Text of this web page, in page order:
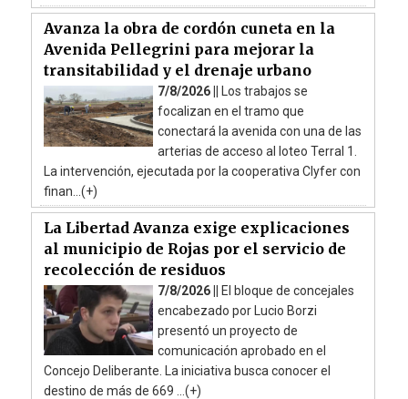
Avanza la obra de cordón cuneta en la
Avenida Pellegrini para mejorar la
transitabilidad y el drenaje urbano
7/8/2026 ||
Los trabajos se
focalizan en el tramo que
conectará la avenida con una de las
arterias de acceso al loteo Terral 1.
La intervención, ejecutada por la cooperativa Clyfer con
finan...(+)
La Libertad Avanza exige explicaciones
al municipio de Rojas por el servicio de
recolección de residuos
7/8/2026 ||
El bloque de concejales
encabezado por Lucio Borzi
presentó un proyecto de
comunicación aprobado en el
Concejo Deliberante. La iniciativa busca conocer el
destino de más de 669 ...(+)